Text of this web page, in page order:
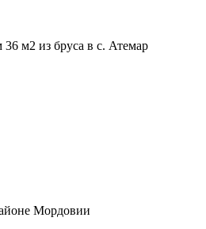
м2 из бруса в с. Атемар
Мордовии